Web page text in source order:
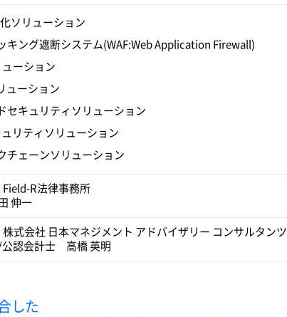
ソリューション
キング遮断システム(WAF:Web Application Firewall)
ューション
ューション
セキュリティソリューション
ュリティソリューション
チェーンソリューション
Field-R法律事務所
伸一
株式会社 日本マネジメント アドバイザリー コンサルタンツ
公認会計士 高橋 英明
した